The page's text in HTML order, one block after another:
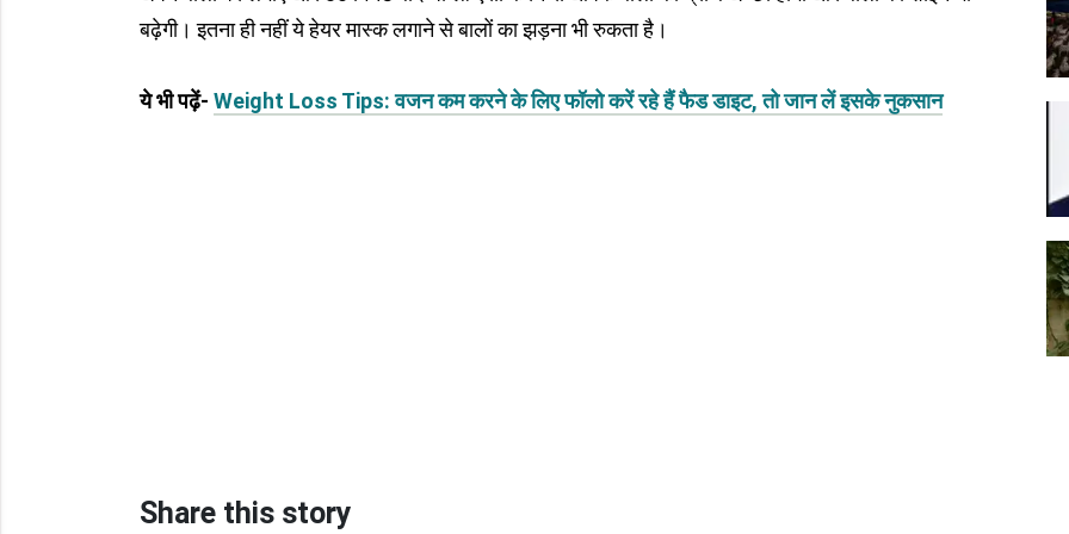
बढ़ेगी। इतना ही नहीं ये हेयर मास्क लगाने से बालों का झड़ना भी रुकता है।
ये भी पढ़ें- Weight Loss Tips: वजन कम करने के लिए फॉलो करें रहे हैं फैड डाइट, तो जान लें इसके नुकसान
Share this story